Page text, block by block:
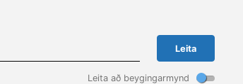
Leita
Leita að beygingarmynd